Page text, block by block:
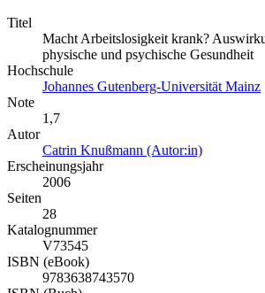
Titel
Macht Arbeitslosigkeit krank?
physische und psychische Gesundheit
Hochschule
Johannes Gutenberg-Universität Mainz
Note
1,7
Autor
Catrin Knußmann (Autor:in)
Erscheinungsjahr
2006
Seiten
28
Katalognummer
V73545
ISBN (eBook)
9783638743570